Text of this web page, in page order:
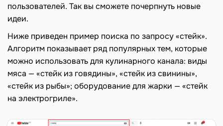
пользователей. Так вы сможете почерпнуть новые
идеи.
Ниже приведен пример поиска по запросу «стейк».
Алгоритм показывает ряд популярных тем, которые
можно использовать для кулинарного канала: виды
мяса — «стейк из говядины», «стейк из свинины»,
«стейк из рыбы»; оборудование для жарки — «стейк
на электрогриле».